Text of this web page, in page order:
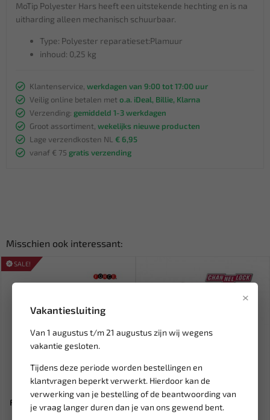
×
Vakantiesluiting
Van 1 augustus t/m 21 augustus zijn wij wegens
vakantie gesloten.
Tijdens deze periode worden bestellingen en
klantvragen beperkt verwerkt. Hierdoor kan de
verwerking van je bestelling of de beantwoording van
je vraag langer duren dan je van ons gewend bent.
MoTip Polyester Hars heeft een uitstekende hechting en is na
uitharding alleen mechanisch schuurbaar.
Type: Polyester reparatieset:Plamuur
inhoud: 0,25 kg
Klantenservice, werkdagen van 9:00 tot 17:00 uur
Veilig online betalen met o.a. iDeal, Billie, Klarna
Verzending: gemiddeld 1-3 werkdagen
Groot assortiment, wekelijks nieuwe producten
Lage verzendkosten NL € 6,95
vanaf € 75 gratis verzending
Misschien ook interessant:
SALE!
Leverbaar
FORCE Haken set 7-delig voor
o.a. ringen en bussen...
Leverbaar
CHANNELLOCK
Waterpomptang V-Jaw 165